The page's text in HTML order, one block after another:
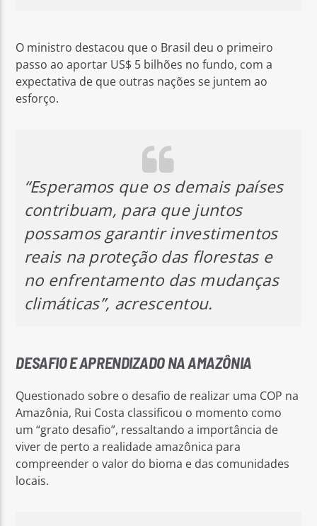
O ministro destacou que o Brasil deu o primeiro
passo ao aportar US$ 5 bilhões no fundo, com a
expectativa de que outras nações se juntem ao
esforço.
“Esperamos que os demais países
contribuam, para que juntos
possamos garantir investimentos
reais na proteção das florestas e
no enfrentamento das mudanças
climáticas”, acrescentou.
DESAFIO E APRENDIZADO NA AMAZÔNIA
Questionado sobre o desafio de realizar uma COP na
Amazônia, Rui Costa classificou o momento como
um “grato desafio”, ressaltando a importância de
viver de perto a realidade amazônica para
compreender o valor do bioma e das comunidades
locais.